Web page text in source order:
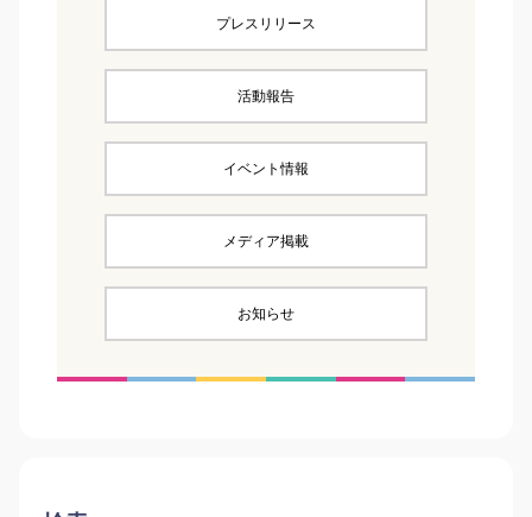
プレスリリース
活動報告
イベント情報
メディア掲載
お知らせ